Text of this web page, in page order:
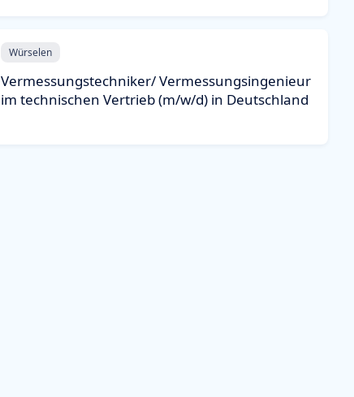
Würselen
Vermessungstechniker/ Vermessungsingenieur
im technischen Vertrieb (m/w/d) in Deutschland